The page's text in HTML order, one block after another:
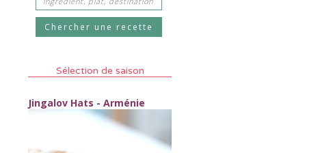
Sélection de saison
Jingalov Hats - Arménie